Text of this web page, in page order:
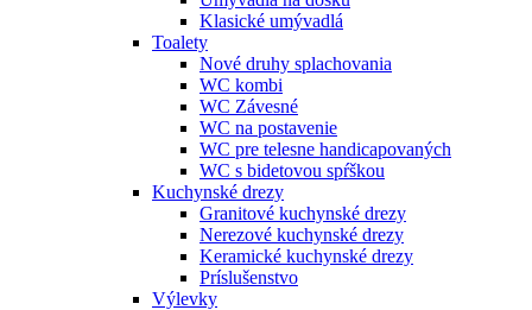
Klasické umývadlá
Toalety
Nové druhy splachovania
WC kombi
WC Závesné
WC na postavenie
WC pre telesne handicapovaných
WC s bidetovou spŕškou
Kuchynské drezy
Granitové kuchynské drezy
Nerezové kuchynské drezy
Keramické kuchynské drezy
Príslušenstvo
Výlevky